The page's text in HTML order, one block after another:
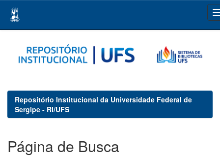
navigation
Repositório Institucional da Universidade Federal de
Sergipe - RI/UFS
Página de Busca